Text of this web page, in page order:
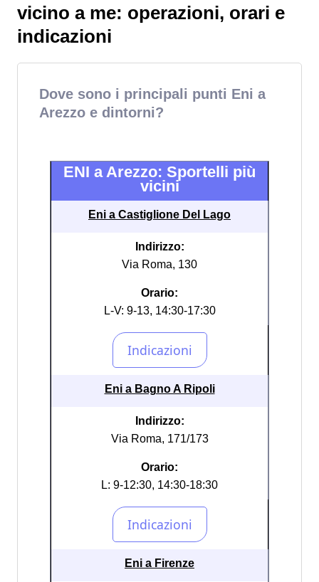
vicino a me: operazioni, orari e
indicazioni
Dove sono i principali punti Eni a
Arezzo e dintorni?
ENI a Arezzo: Sportelli più
vicini
Eni a Castiglione Del Lago
Indirizzo:
Via Roma, 130
Orario:
L-V: 9-13, 14:30-17:30
Eni a Bagno A Ripoli
Indirizzo:
Via Roma, 171/173
Orario:
L: 9-12:30, 14:30-18:30
Eni a Firenze